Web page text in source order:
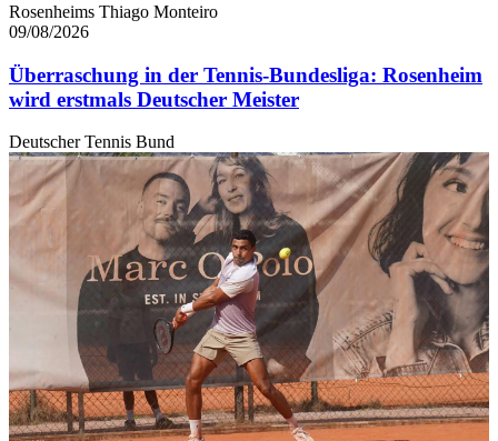
Rosenheims Thiago Monteiro
09/08/2026
Überraschung in der Tennis-Bundesliga: Rosenheim
wird erstmals Deutscher Meister
Deutscher Tennis Bund